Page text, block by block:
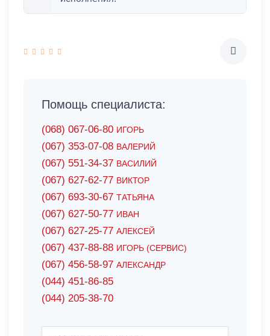
Помощь специалиста:
(068) 067-06-80 ИГОРЬ
(067) 353-07-08 ВАЛЕРИЙ
(067) 551-34-37 ВАСИЛИЙ
(067) 627-62-77 ВИКТОР
(067) 693-30-67 ТАТЬЯНА
(067) 627-50-77 ИВАН
(067) 627-25-77 АЛЕКСЕЙ
(067) 437-88-88 ИГОРЬ (СЕРВИС)
(067) 456-58-97 АЛЕКСАНДР
(044) 451-86-85
(044) 205-38-70